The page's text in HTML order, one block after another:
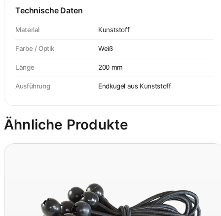
Technische Daten
Material Kunststoff
Farbe / Optik Weiß
Länge 200 mm
Ausführung Endkugel aus Kunststoff
Ähnliche Produkte